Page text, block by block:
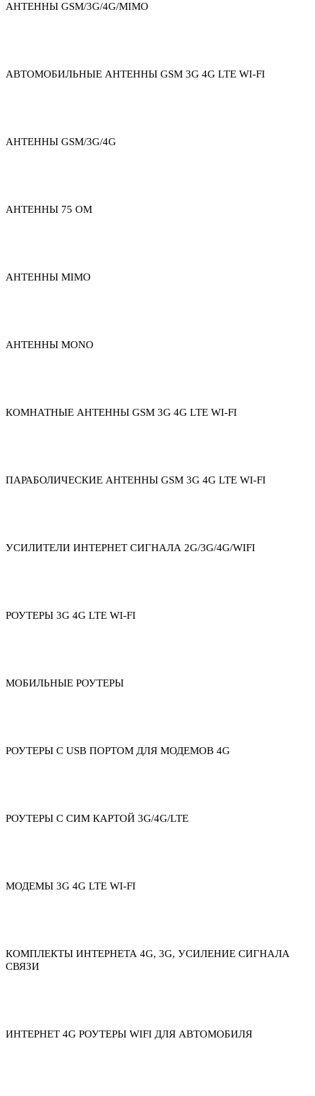
АНТЕННЫ GSM/3G/4G/MIMO
АВТОМОБИЛЬНЫЕ АНТЕННЫ GSM 3G 4G LTE WI-FI
АНТЕННЫ GSM/3G/4G
АНТЕННЫ 75 ОМ
АНТЕННЫ MIMO
АНТЕННЫ MONO
КОМНАТНЫЕ АНТЕННЫ GSM 3G 4G LTE WI-FI
ПАРАБОЛИЧЕСКИЕ АНТЕННЫ GSM 3G 4G LTE WI-FI
УСИЛИТЕЛИ ИНТЕРНЕТ СИГНАЛА 2G/3G/4G/WIFI
РОУТЕРЫ 3G 4G LTE WI-FI
МОБИЛЬНЫЕ РОУТЕРЫ
РОУТЕРЫ С USB ПОРТОМ ДЛЯ МОДЕМОВ 4G
РОУТЕРЫ С СИМ КАРТОЙ 3G/4G/LTE
МОДЕМЫ 3G 4G LTE WI-FI
КОМПЛЕКТЫ ИНТЕРНЕТА 4G, 3G, УСИЛЕНИЕ СИГНАЛА
СВЯЗИ
ИНТЕРНЕТ 4G РОУТЕРЫ WIFI ДЛЯ АВТОМОБИЛЯ